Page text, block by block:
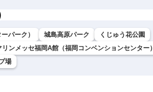
パーク） 城島高原パーク
くじゅう花公園
リンメッセ福岡A館（福岡コンベンションセンター）
場